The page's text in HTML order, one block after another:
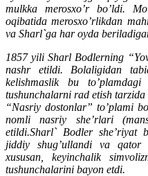
mulkka merosxo’r bo’ldi.
oqibatida merosxo’rlikdan
va Sharl`ga har oyda
1857 yili Sharl Bodlerning
nashr etildi. Bolaligidan
kelishmaslik bu
tushunchalarni rad etish tarzida
“Nasriy dostonlar” to’plami
nomli nasriy she’rlari
etildi.Sharl` Bodler she’riyat
jiddiy shug’ullandi va qator
xususan, keyinchalik
tushunchalarini bayon etdi.